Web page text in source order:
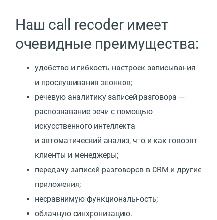
Наш call recoder имеет
очевидные преимущества:
удобство и гибкость настроек записывания
и прослушивания звонков;
речевую аналитику записей разговора —
распознавание речи с помощью
искусственного интеллекта
и автоматический анализ, что и как говорят
клиенты и менеджеры;
передачу записей разговоров в CRM и другие
приложения;
несравнимую функциональность;
облачную синхронизацию.